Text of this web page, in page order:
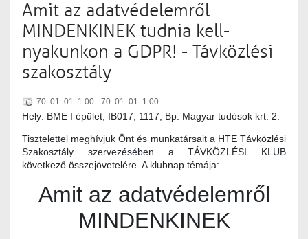
Amit az adatvédelemről
MINDENKINEK tudnia kell-
nyakunkon a GDPR! - Távközlési
szakosztály
70. 01. 01. 1:00 - 70. 01. 01. 1:00
Hely: BME I épület, IB017, 1117, Bp. Magyar tudósok krt. 2.
Tisztelettel meghívjuk Önt és munkatársait a HTE Távközlési
Szakosztály szervezésében a TÁVKÖZLÉSI KLUB
következő összejövetelére. A klubnap témája:
Amit az adatvédelemről
MINDENKINEK